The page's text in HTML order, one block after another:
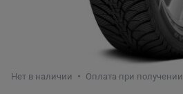
Нет в наличии Оплата при получении